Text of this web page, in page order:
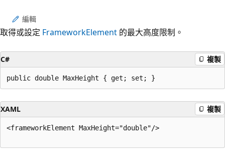
編輯
取得或設定 FrameworkElement 的最大高度限制。
C# 複製
public double MaxHeight { get; set; }
XAML 複製
<frameworkElement MaxHeight="double"/>